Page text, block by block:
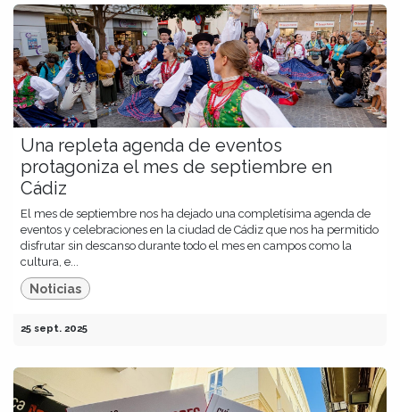
Una repleta agenda de eventos
protagoniza el mes de septiembre en
Cádiz
El mes de septiembre nos ha dejado una completísima agenda de
eventos y celebraciones en la ciudad de Cádiz que nos ha permitido
disfrutar sin descanso durante todo el mes en campos como la
cultura, e...
Noticias
25 sept. 2025